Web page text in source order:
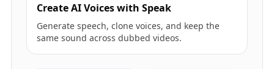
Create AI Voices with Speak
Generate speech, clone voices, and keep the
same sound across dubbed videos.